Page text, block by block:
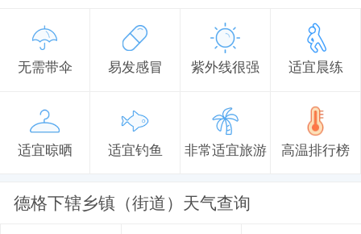
无需带伞 易发感冒 紫外线很强 适宜晨练
适宜晾晒 适宜钓鱼 非常适宜旅游 高温排行榜
德格下辖乡镇（街道）天气查询